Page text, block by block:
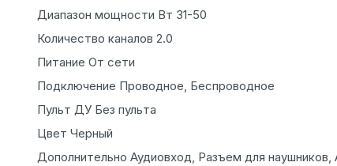
Диапазон мощности Вт 31-50
Количество каналов 2.0
Питание От сети
Подключение Проводное, Беспроводное
Пульт ДУ Без пульта
Цвет Черный
Дополнительно Аудиовход, Разъем для наушников,